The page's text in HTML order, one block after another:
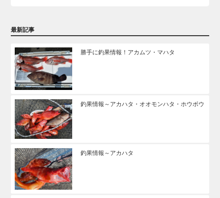
最新記事
勝手に釣果情報！アカムツ・マハタ
釣果情報～アカハタ・オオモンハタ・ホウボウ
釣果情報～アカハタ